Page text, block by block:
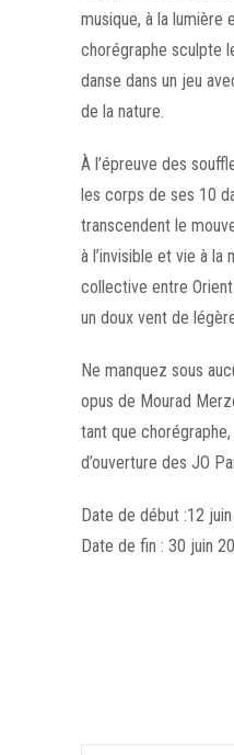
musique, à la lumière
chorégraphe sculpte
danse dans un jeu
de la nature.
À l’épreuve des
les corps de ses 10
transcendent le
à l’invisible et vie à la
collective entre
un doux vent de
Ne manquez sous
opus de Mourad
tant que
d’ouverture des JO
Date de début :12
Date de fin : 30 juin